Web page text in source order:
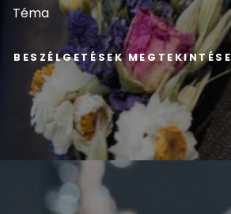
Téma
BESZÉLGETÉSEK MEGTEKINTÉSE